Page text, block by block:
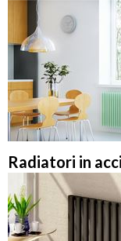
Radiatori in